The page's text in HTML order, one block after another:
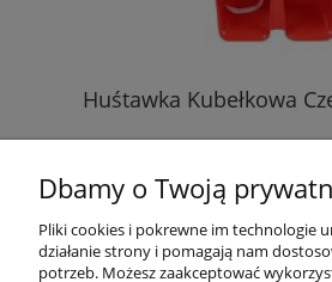
Huśtawka Kubełkowa
48,20 zł
DO KOSZYKA
Dbamy o Twoją
Pliki cookies i pokrewne im technologie
działanie strony i pomagają nam
potrzeb. Możesz zaakceptować